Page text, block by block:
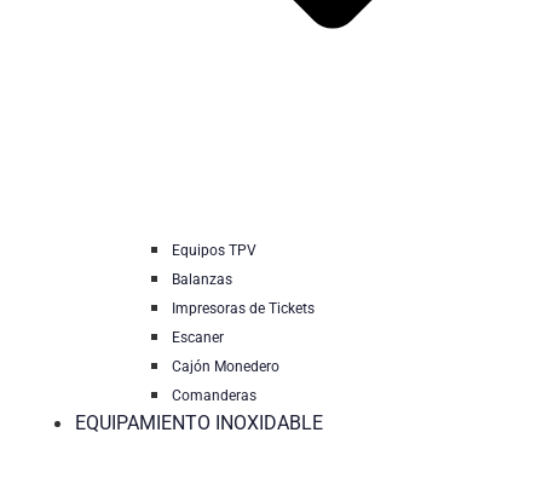
Equipos TPV
Balanzas
Impresoras de Tickets
Escaner
Cajón Monedero
Comanderas
EQUIPAMIENTO INOXIDABLE